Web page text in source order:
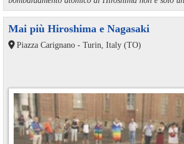
Mai più Hiroshima e Nagasaki
Piazza Carignano - Turin, Italy (TO)